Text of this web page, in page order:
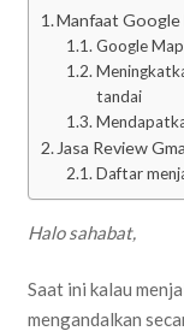
Manfaat Google
Google
tandai
Jasa Review
Daftar
Halo sahabat,
Saat ini kalau
mengandalkan